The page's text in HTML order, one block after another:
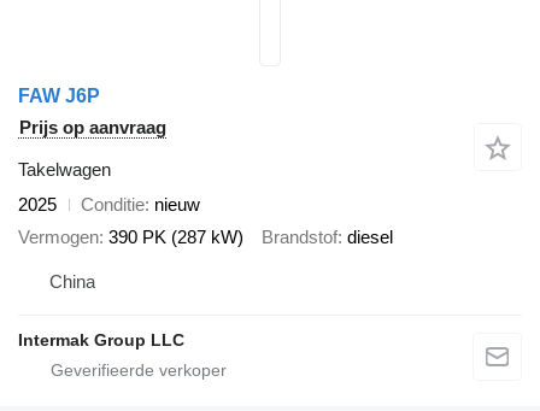
FAW J6P
Prijs op aanvraag
Takelwagen
2025
Conditie nieuw
Vermogen 390 PK (287 kW) Brandstof diesel
China
Intermak Group LLC